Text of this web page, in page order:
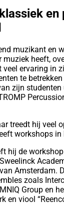
en
muzikant en
muziek heeft,
ervaring in
te
zijn
treedt hij veel
workshops in
hij de
Amsterdam.
zoals
Group en
en viool